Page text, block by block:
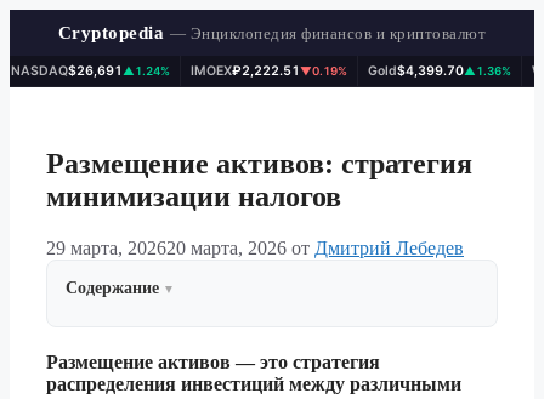
Cryptopedia — Энциклопедия финансов и криптовалют
$26,691▲1.24% IMOEX₽2,222.51▼0.19% Gold $4,399.70▲1.36% WTI
Размещение активов: стратегия
минимизации налогов
29 марта, 202620 марта, 2026 от Дмитрий Лебедев
Содержание
Размещение активов — это стратегия
распределения инвестиций между различными